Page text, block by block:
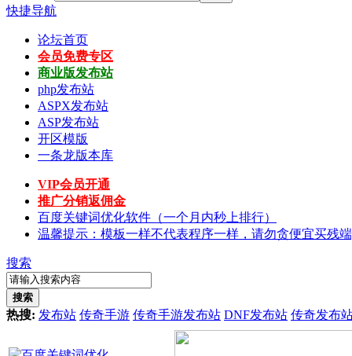
快捷导航
论坛首页
会员免费专区
商业版发布站
php发布站
ASPX发布站
ASP发布站
开区模版
一条龙版本库
VIP会员开通
推广分销返佣金
百度关键词优化软件（一个月内秒上排行）
温馨提示：模板一样不代表程序一样，请勿贪便宜买残
搜索
搜索
热搜: 发布站 传奇手游 传奇手游发布站 DNF发布站 传奇发布